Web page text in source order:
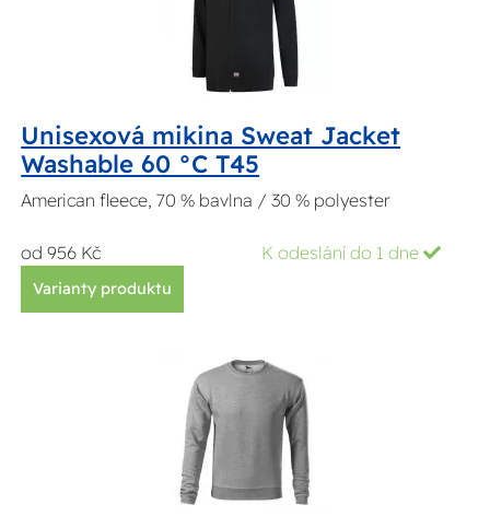
Unisexová mikina Sweat Jacket
Washable 60 °C T45
American fleece, 70 % bavlna / 30 % polyester
od 956 Kč K odeslání do 1 dne
Varianty produktu